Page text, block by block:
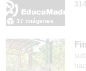
37 imágenes
314